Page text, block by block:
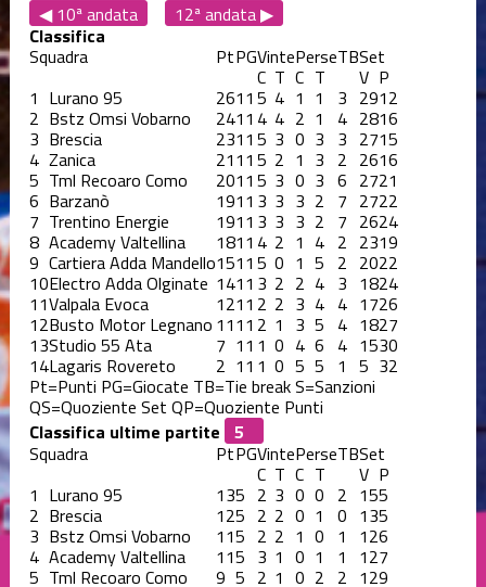
◀ 10ª andata
12ª andata ▶
Classifica
Squadra PtPGVintePerseTBSet
C T C T V P
1 Lurano 95 2611 5 4 1 1 3 2912
2 Bstz Omsi Vobarno 2411 4 4 2 1 4 2816
3 Brescia 2311 5 3 0 3 3 2715
4 Zanica 2111 5 2 1 3 2 2616
5 Tml Recoaro Como 2011 5 3 0 3 6 2721
6 Barzanò 1911 3 3 3 2 7 2722
7 Trentino Energie 1911 3 3 3 2 7 2624
8 Academy Valtellina 1811 4 2 1 4 2 2319
9 Cartiera Adda Mandello1511 5 0 1 5 2 2022
10Electro Adda Olginate 1411 3 2 2 4 3 1824
11Valpala Evoca 1211 2 2 3 4 4 1726
12Busto Motor Legnano 1111 2 1 3 5 4 1827
13Studio 55 Ata 7 11 1 0 4 6 4 1530
14Lagaris Rovereto 2 11 1 0 5 5 1 5 32
Pt=Punti PG=Giocate TB=Tie breakS=Sanzioni
QS=Quoziente Set QP=Quoziente Punti
Classifica ultime partite
Squadra
PtPGVintePerseTBSet
C T C T V P
1 Lurano 95 135 2 3 0 0 2 155
2 Brescia 125 2 2 0 1 0 135
3 Bstz Omsi Vobarno 115 2 2 1 0 1 126
4 Academy Valtellina 115 3 1 0 1 1 127
5 Tml Recoaro Como 9 5 2 1 0 2 2 129